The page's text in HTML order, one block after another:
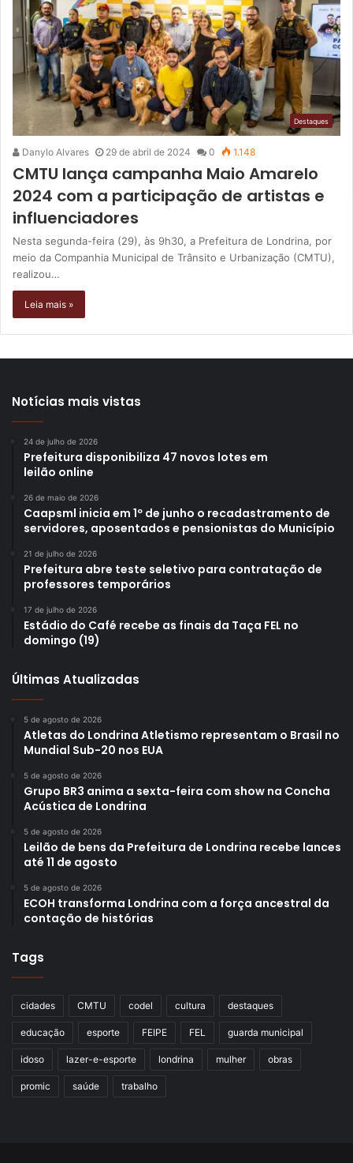
Destaques
Danylo Alvares 29 de abril de 2024 0 1.148
CMTU lança campanha Maio Amarelo
2024 com a participação de artistas e
influenciadores
Nesta segunda-feira (29), às 9h30, a Prefeitura de Londrina, por
meio da Companhia Municipal de Trânsito e Urbanização (CMTU),
realizou…
Leia mais »
Notícias mais vistas
24 de julho de 2026
Prefeitura disponibiliza 47 novos lotes em
leilão online
26 de maio de 2026
Caapsml inicia em 1º de junho o recadastramento de
servidores, aposentados e pensionistas do Município
21 de julho de 2026
Prefeitura abre teste seletivo para contratação de
professores temporários
17 de julho de 2026
Estádio do Café recebe as finais da Taça FEL no
domingo (19)
Últimas Atualizadas
5 de agosto de 2026
Atletas do Londrina Atletismo representam o Brasil no
Mundial Sub-20 nos EUA
5 de agosto de 2026
Grupo BR3 anima a sexta-feira com show na Concha
Acústica de Londrina
5 de agosto de 2026
Leilão de bens da Prefeitura de Londrina recebe lances
até 11 de agosto
5 de agosto de 2026
ECOH transforma Londrina com a força ancestral da
contação de histórias
Tags
cidades CMTU codel cultura destaques
educação esporte FEIPE FEL guarda municipal
idoso lazer-e-esporte londrina mulher obras
promic saúde trabalho